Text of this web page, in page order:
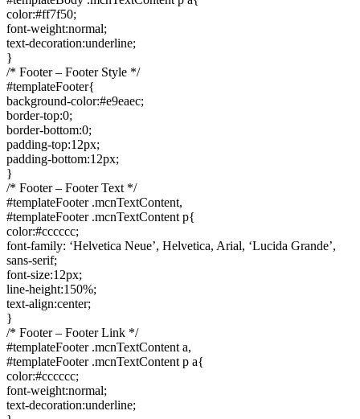
color:#ff7f50;
font-weight:normal;
text-decoration:underline;
}
/* Footer – Footer Style */
#templateFooter{
background-color:#e9eaec;
border-top:0;
border-bottom:0;
padding-top:12px;
padding-bottom:12px;
}
/* Footer – Footer Text */
#templateFooter .mcnTextContent,
#templateFooter .mcnTextContent p{
color:#cccccc;
font-family: ‘Helvetica Neue’, Helvetica, Arial, ‘Lucida Grande’,
sans-serif;
font-size:12px;
line-height:150%;
text-align:center;
}
/* Footer – Footer Link */
#templateFooter .mcnTextContent a,
#templateFooter .mcnTextContent p a{
color:#cccccc;
font-weight:normal;
text-decoration:underline;